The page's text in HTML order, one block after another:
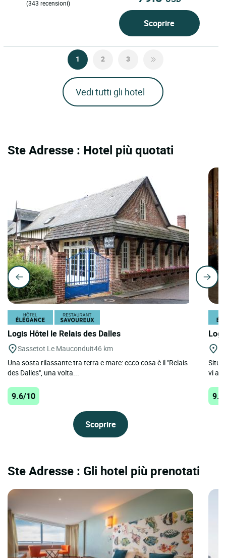
(343 recensioni)
Scoprire
1 2 3
Vedi tutti gli hotel
Ste Adresse : Hotel più quotati
Logis Hôtel le Relais des Dalles
Sassetot Le Mauconduit46 km
Una sosta rilassante tra terra e mare: ecco cosa è il "Relais
des Dalles", una volta...
9.6/10
Scoprire
vi
Ste Adresse : Gli hotel più prenotati